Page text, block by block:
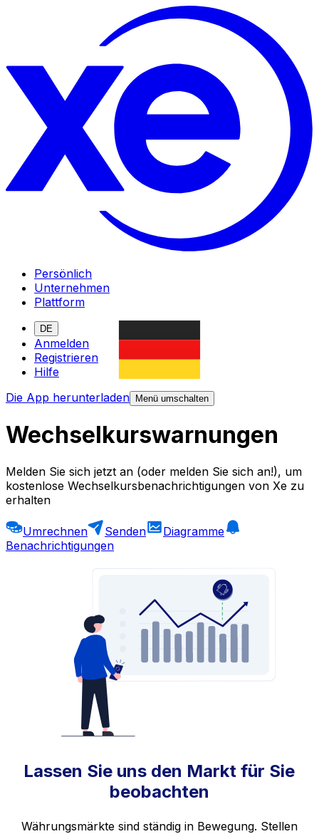
Persönlich
Unternehmen
Plattform
DE
Anmelden
Registrieren
Hilfe
Die App herunterladen
Menü umschalten
Wechselkurswarnungen
Melden Sie sich jetzt an (oder melden Sie sich an!), um
kostenlose Wechselkursbenachrichtigungen von Xe zu
erhalten
Umrechnen Senden
Diagramme
Benachrichtigungen
Lassen Sie uns den Markt für Sie
beobachten
Währungsmärkte sind ständig in Bewegung. Stellen